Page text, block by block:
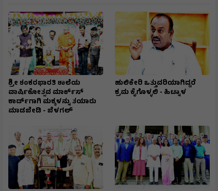
ಶ್ರೀ ಶಂಕರಭಾರತಿ ಶಾಲೆಯ
ವಾರ್ಷಿಕೋತ್ಸವ ಮಾರ್ಕ್‌ಸ್‌
ಕಾರ್ಡ್‌ಗಾಗಿ ಮಕ್ಕಳನ್ನು ತಯಾರು
ಮಾಡಬೇಡಿ - ಬೆಳಗಲ್
ಹುಲಿಕೇರಿ ಒತ್ತುವರಿಯಾಗಿದ್ದರೆ
ಕ್ರಮ ಕೈಗೊಳ್ಳಲಿ - ಹಿಟ್ನಾಳ